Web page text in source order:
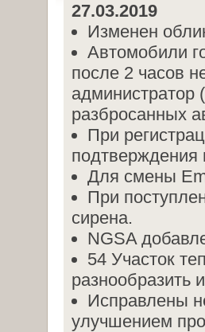
27.03.2019
Изменен
Автомобили
после 2 часов
администратор
разбросанных
При
подтверждения
Для смены
При
сирена.
NGSA
54 Участок
разнообразить
Исправлены
улучшением